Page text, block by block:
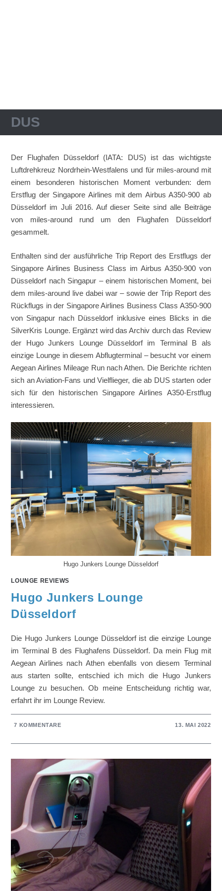
DUS
Der Flughafen Düsseldorf (IATA: DUS) ist das wichtigste
Luftdrehkreuz Nordrhein-Westfalens und für miles-around mit
einem besonderen historischen Moment verbunden: dem
Erstflug der Singapore Airlines mit dem Airbus A350-900 ab
Düsseldorf im Juli 2016. Auf dieser Seite sind alle Beiträge
von miles-around rund um den Flughafen Düsseldorf
gesammelt.
Enthalten sind der ausführliche Trip Report des Erstflugs der
Singapore Airlines Business Class im Airbus A350-900 von
Düsseldorf nach Singapur – einem historischen Moment, bei
dem miles-around live dabei war – sowie der Trip Report des
Rückflugs in der Singapore Airlines Business Class A350-900
von Singapur nach Düsseldorf inklusive eines Blicks in die
SilverKris Lounge. Ergänzt wird das Archiv durch das Review
der Hugo Junkers Lounge Düsseldorf im Terminal B als
einzige Lounge in diesem Abflugterminal – besucht vor einem
Aegean Airlines Mileage Run nach Athen. Die Berichte richten
sich an Aviation-Fans und Vielflieger, die ab DUS starten oder
sich für den historischen Singapore Airlines A350-Erstflug
interessieren.
Hugo Junkers Lounge Düsseldorf
LOUNGE REVIEWS
Hugo Junkers Lounge
Düsseldorf
Die Hugo Junkers Lounge Düsseldorf ist die einzige Lounge
im Terminal B des Flughafens Düsseldorf. Da mein Flug mit
Aegean Airlines nach Athen ebenfalls von diesem Terminal
aus starten sollte, entschied ich mich die Hugo Junkers
Lounge zu besuchen. Ob meine Entscheidung richtig war,
erfahrt ihr im Lounge Review.
7 KOMMENTARE 13. MAI 2022